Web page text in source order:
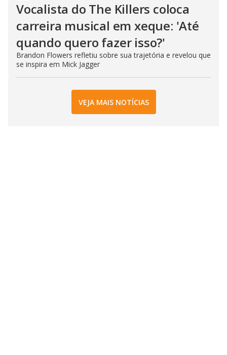
Vocalista do The Killers coloca
carreira musical em xeque: 'Até
quando quero fazer isso?'
Brandon Flowers refletiu sobre sua trajetória e revelou que
se inspira em Mick Jagger
VEJA MAIS NOTÍCIAS